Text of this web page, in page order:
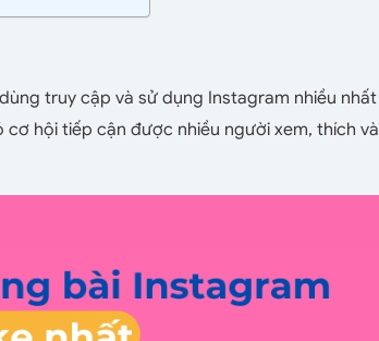
truy cập và sử dụng Instagram nhiều nhất
hội tiếp cận được nhiều người xem, thích và